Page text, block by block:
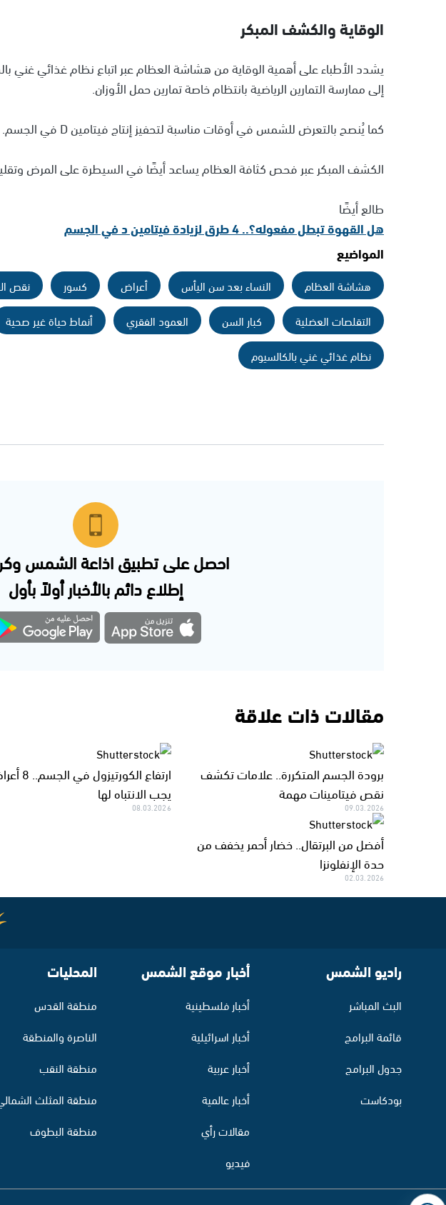
الوقاية والكشف المبكر
إلى ممارسة التمارين الرياضية بانتظام خاصة تمارين حمل الأوزان.
كما يُنصح بالتعرض للشمس في أوقات مناسبة لتحفيز إنتاج فيتامين D في الجسم.
الكشف المبكر عبر فحص كثافة العظام يساعد أيضًا في السيطرة على المرض
طالع أيضًا
هل القهوة تبطل مفعوله؟.. 4 طرق لزيادة فيتامين د في الجسم
المواضيع
هشاشة العظام النساء بعد سن اليأس أعراض كسور
نقص
التقلصات العضلية
كبار السن العمود الفقري
أنماط حياة غير صحية
نظام غذائي غني بالكالسيوم
احصل على تطبيق اذاعة الشمس
إطلاع دائم بالأخبار أولاً بأول
مقالات ذات علاقة
برودة الجسم المتكررة.. علامات تكشف
نقص فيتامينات مهمة
09.03.2026
ارتفاع الكورتيزول
يجب الانتباه لها
08.03.2026
أفضل من البرتقال.. خضار أحمر يخفف من
حدة الإنفلونزا
02.03.2026
راديو الشمس
البث المباشر
قائمة البرامج
جدول البرامج
بودكاست
أخبار موقع الشمس
أخبار فلسطينية
أخبار اسرائيلية
أخبار عربية
أخبار عالمية
مقالات رأي
فيديو
المحليات
منطقة القدس
الناصرة والمنطقة
منطقة النقب
منطقة المثلث
منطقة البطوف